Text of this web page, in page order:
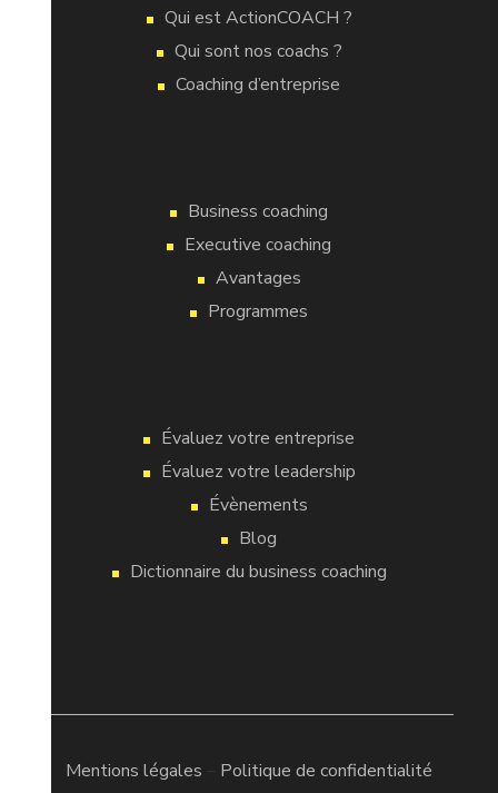
Qui est ActionCOACH ?
Qui sont nos coachs ?
Coaching d’entreprise
Business coaching
Executive coaching
Avantages
Programmes
Évaluez votre entreprise
Évaluez votre leadership
Évènements
Blog
Dictionnaire du business coaching
Mentions légales Politique de confidentialité